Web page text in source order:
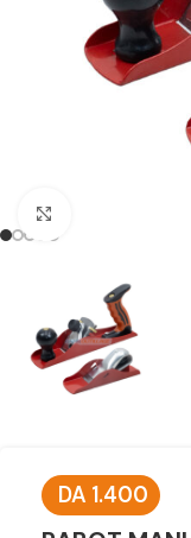
DA 1.400